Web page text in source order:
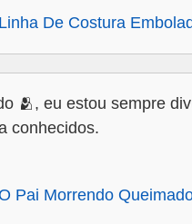
De Costura
🫂, eu estou sempre
conhecidos.
Pai Morrendo